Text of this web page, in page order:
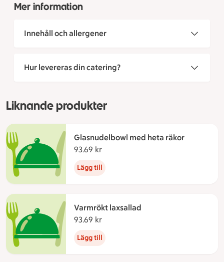
Mer information
Innehåll och allergener
Hur levereras din catering?
Liknande produkter
Glasnudelbowl med heta räkor
93.69 kr
Lägg till
Varmrökt laxsallad
93.69 kr
Lägg till